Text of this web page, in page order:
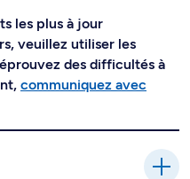
les plus à jour
veuillez utiliser les
des difficultés à
communiquez avec